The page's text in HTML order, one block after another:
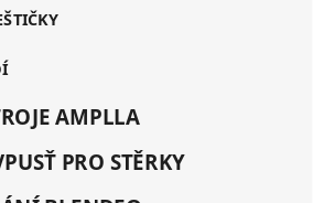
AMPLLA
PRO STĚRKY